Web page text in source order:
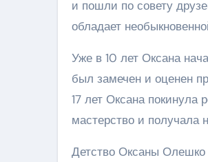
и пошли по совету
обладает
Уже в 10 лет Оксана
был замечен и оценен
17 лет Оксана покинула
мастерство и получала
Детство Оксаны